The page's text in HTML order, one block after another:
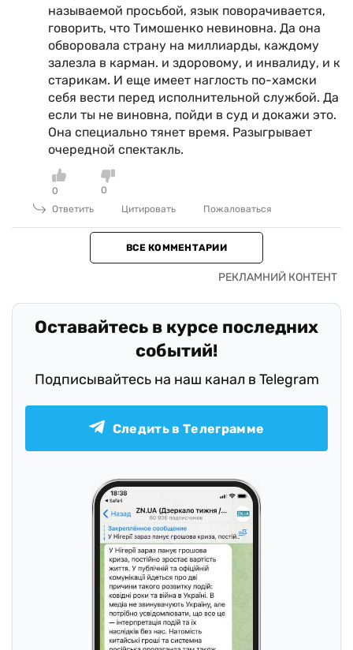
называемой просьбой, язык поворачивается,
говорить, что Тимошенко невиновна. Да она
обворовала страну на миллиарды, каждому
залезла в карман. и здоровому, и инвалиду, и к
старикам. И еще имеет наглость по-хамски
себя вести перед исполнительной службой. Да
если ты не виновна, пойди в суд и докажи это.
Она специально тянет время. Разыгрывает
очередной спектакль.
0
0
Ответить
Цитировать Пожаловаться
ВСЕ КОММЕНТАРИИ
Оставайтесь в курсе последних
событий!
Подписывайтесь на наш канал в Telegram
Следить в Телеграмме